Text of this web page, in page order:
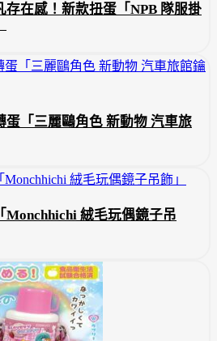
在感！新款扭蛋「NPB 隊服掛
蛋「三麗鷗角色 新動物 汽車旅
Monchhichi 絨毛玩偶鏡子吊